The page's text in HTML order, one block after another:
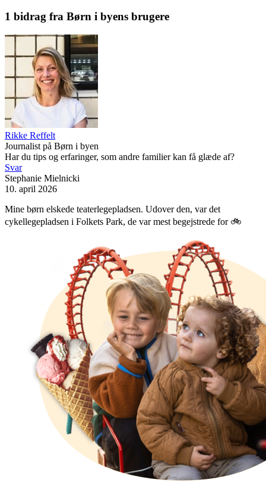
1 bidrag fra Børn i byens brugere
Rikke Reffelt
Journalist på Børn i byen
Har du tips og erfaringer, som andre familier kan få glæde af?
Svar
Stephanie Mielnicki
10. april 2026
Mine børn elskede teaterlegepladsen. Udover den, var det
cykellegepladsen i Folkets Park, de var mest begejstrede for 🚲